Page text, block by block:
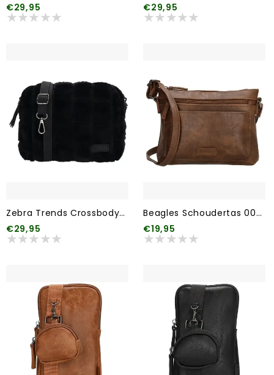
€29,95
€29,95
Zebra Trends Crossbodytas Milou 001 Zwart
€29,95
Beagles Schoudertas 006 Bruin
€19,95